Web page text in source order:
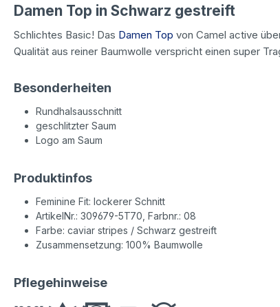
Damen Top in Schwarz gestreift
Schlichtes Basic! Das Damen Top von Camel active
Qualität aus reiner Baumwolle verspricht einen super
Besonderheiten
Rundhalsausschnitt
geschlitzter Saum
Logo am Saum
Produktinfos
Feminine Fit: lockerer Schnitt
ArtikelNr.: 309679-5T70, Farbnr.: 08
Farbe: caviar stripes / Schwarz gestreift
Zusammensetzung: 100% Baumwolle
Pflegehinweise